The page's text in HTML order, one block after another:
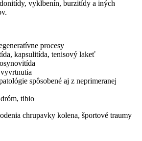
vykĺbenín, burzitídy a iných
procesy
kapsulitída, tenisový lakeť
spôsobené aj z neprimeranej
tibio
chrupavky kolena, športové traumy